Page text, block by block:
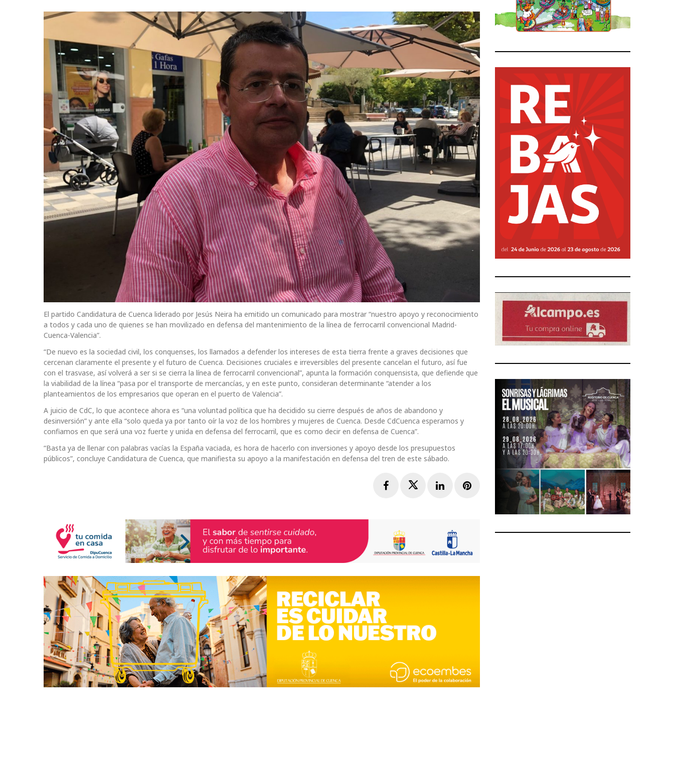
El partido Candidatura de Cuenca liderado por Jesús Neira ha emitido un comunicado para mostrar “nuestro apoyo y reconocimiento
a todos y cada uno de quienes se han movilizado en defensa del mantenimiento de la línea de ferrocarril convencional Madrid-
Cuenca-Valencia”.
“De nuevo es la sociedad civil, los conquenses, los llamados a defender los intereses de esta tierra frente a graves decisiones que
cercenan claramente el presente y el futuro de Cuenca. Decisiones cruciales e irreversibles del presente cancelan el futuro, así fue
con el trasvase, así volverá a ser si se cierra la línea de ferrocarril convencional”, apunta la formación conquensista, que defiende que
la viabilidad de la línea “pasa por el transporte de mercancías, y en este punto, consideran determinante “atender a los
planteamientos de los empresarios que operan en el puerto de Valencia”.
A juicio de CdC, lo que acontece ahora es “una voluntad política que ha decidido su cierre después de años de abandono y
desinversión” y ante ella “solo queda ya por tanto oír la voz de los hombres y mujeres de Cuenca. Desde CdCuenca esperamos y
confiamos en que será una voz fuerte y unida en defensa del ferrocarril, que es como decir en defensa de Cuenca”.
“Basta ya de llenar con palabras vacías la España vaciada, es hora de hacerlo con inversiones y apoyo desde los presupuestos
públicos”, concluye Candidatura de Cuenca, que manifiesta su apoyo a la manifestación en defensa del tren de este sábado.
FacebookTwitterLinkedInPinterest